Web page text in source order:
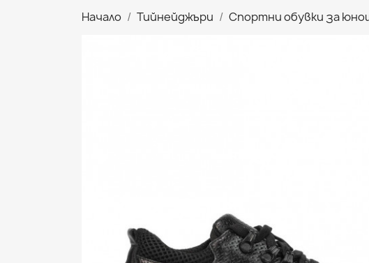
Начало Тийнейджъри Спортни обувки за